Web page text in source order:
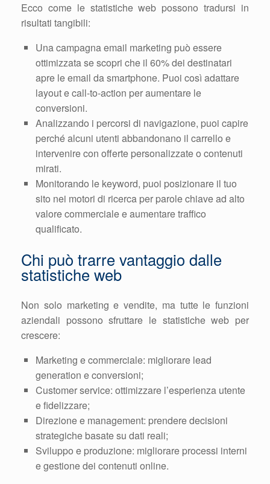
Ecco come le statistiche web possono tradursi in
risultati tangibili:
Una campagna email marketing può essere
ottimizzata se scopri che il 60% dei destinatari
apre le email da smartphone. Puoi così adattare
layout e call-to-action per aumentare le
conversioni.
Analizzando i percorsi di navigazione, puoi capire
perché alcuni utenti abbandonano il carrello e
intervenire con offerte personalizzate o contenuti
mirati.
Monitorando le keyword, puoi posizionare il tuo
sito nei motori di ricerca per parole chiave ad alto
valore commerciale e aumentare traffico
qualificato.
Chi può trarre vantaggio dalle
statistiche web
Non solo marketing e vendite, ma tutte le funzioni
aziendali possono sfruttare le statistiche web per
crescere:
Marketing e commerciale: migliorare lead
generation e conversioni;
Customer service: ottimizzare l’esperienza utente
e fidelizzare;
Direzione e management: prendere decisioni
strategiche basate su dati reali;
Sviluppo e produzione: migliorare processi interni
e gestione dei contenuti online.